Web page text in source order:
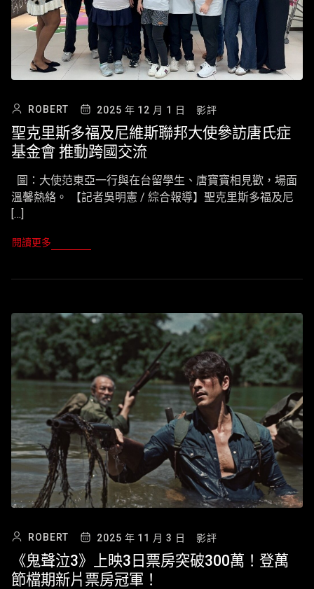
ROBERT 2025 年 12 月 1 日 影評
聖克里斯多福及尼維斯聯邦大使參訪唐氏症
基金會 推動跨國交流
圖：大使范東亞一行與在台留學生、唐寶寶相見歡，場面
溫馨熱絡。 【記者吳明憲 / 綜合報導】聖克里斯多福及尼
[…]
閱讀更多
ROBERT 2025 年 11 月 3 日 影評
《鬼聲泣3》上映3日票房突破300萬！登萬
節檔期新片票房冠軍！